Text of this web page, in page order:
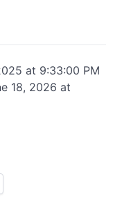
at 9:33:00 PM
18, 2026 at